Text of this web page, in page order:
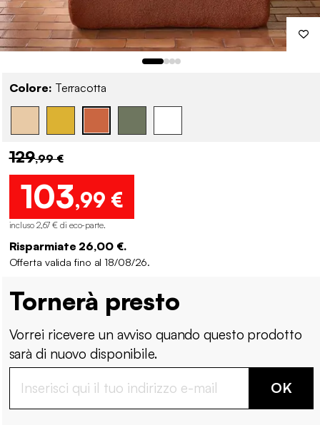
Colore: Terracotta
129,99 €
103,99 €
incluso 2,67 € di eco-parte.
Risparmiate 26,00 €.
Offerta valida fino al 18/08/26.
Tornerà presto
Vorrei ricevere un avviso quando questo prodotto
sarà di nuovo disponibile.
OK